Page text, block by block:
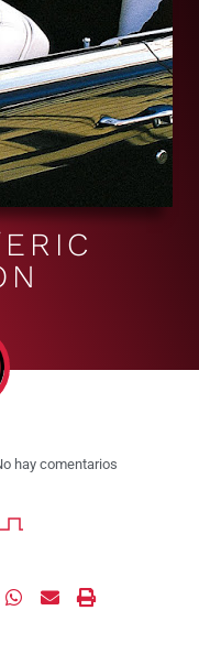
hay comentarios